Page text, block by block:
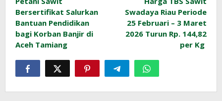
pos
Bersertifikat Salurkan
Bantuan Pendidikan
bagi Korban Banjir di
Aceh Tamiang
Swadaya Riau Periode
25 Februari – 3 Maret
2026 Turun Rp. 144,82
per Kg